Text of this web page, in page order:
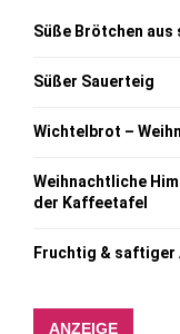
Süße Brötchen
Süßer Sauerteig
Wichtelbrot –
Weihnachtliche
der Kaffeetafel
Fruchtig & saftiger
ANZEIGE